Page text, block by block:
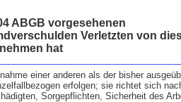
ABGB vorgesehenen
Verletzten von
hat
einer anderen als der bisher
erfolgen; sie richtet sich
Sorgepflichten, Sicherheit des